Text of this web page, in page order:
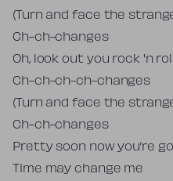
(Turn and face the
Ch-ch-changes
Oh, look out you rock 'n
Ch-ch-ch-ch-changes
(Turn and face the
Ch-ch-changes
Pretty soon now you’re
Time may change me